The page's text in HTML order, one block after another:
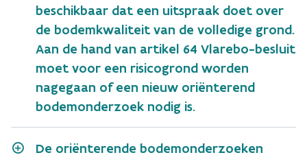
beschikbaar dat een uitspraak doet over
de bodemkwaliteit van de volledige grond.
Aan de hand van artikel 64 Vlarebo-besluit
moet voor een risicogrond worden
nagegaan of een nieuw oriënterend
bodemonderzoek nodig is.
De oriënterende bodemonderzoeken